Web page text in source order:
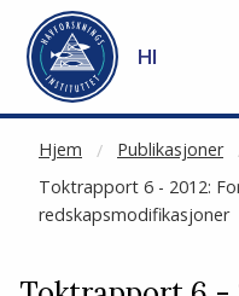
Gå til hovedinnhold
HI
Hjem Publikasjoner
Toktrapport 6 - 2012:
redskapsmodifikasjoner
NOT CACHED